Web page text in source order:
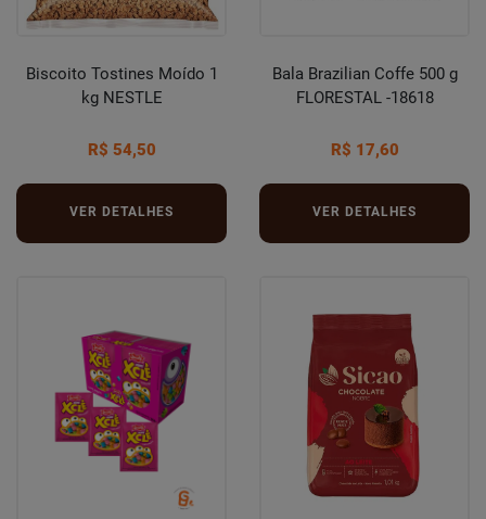
Biscoito Tostines Moído 1
kg NESTLE
R$ 54,50
VER DETALHES
Bala Brazilian Coffe 500 g
FLORESTAL -18618
R$ 17,60
VER DETALHES